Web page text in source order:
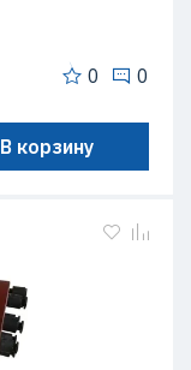
0 0
В корзину